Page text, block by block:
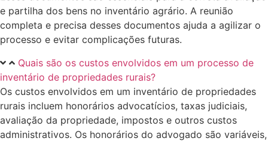
e partilha dos bens no inventário agrário. A reunião
completa e precisa desses documentos ajuda a agilizar o
processo e evitar complicações futuras.
Quais são os custos envolvidos em um processo de
inventário de propriedades rurais?
Os custos envolvidos em um inventário de propriedades
rurais incluem honorários advocatícios, taxas judiciais,
avaliação da propriedade, impostos e outros custos
administrativos. Os honorários do advogado são variáveis,